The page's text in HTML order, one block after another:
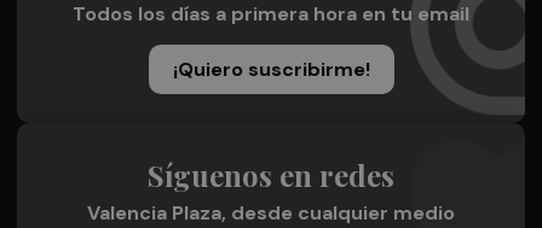
Todos los días a primera hora en tu email
¡Quiero suscribirme!
Síguenos en redes
Valencia Plaza, desde cualquier medio